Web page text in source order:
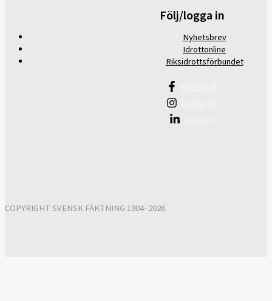
Följ/logga in
Nyhetsbrev
Idrottonline
Riksidrottsförbundet
COPYRIGHT SVENSK FÄKTNING 1904–2026